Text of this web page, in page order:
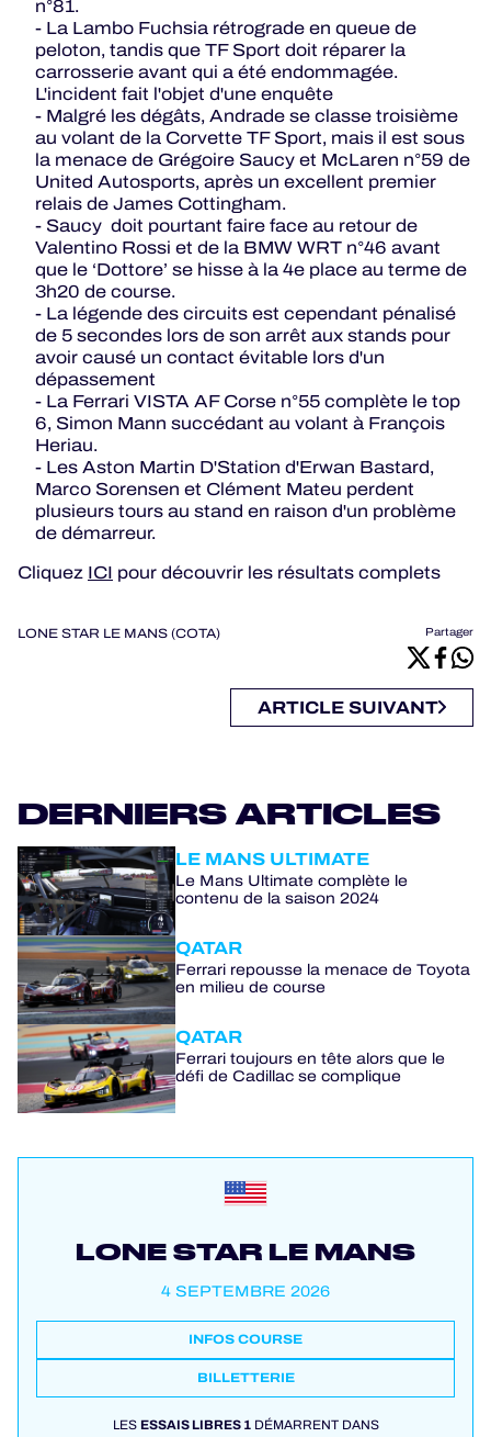
n°81.
- La Lambo Fuchsia rétrograde en queue de
peloton, tandis que TF Sport doit réparer la
carrosserie avant qui a été endommagée.
L'incident fait l'objet d'une enquête
- Malgré les dégâts, Andrade se classe troisième
au volant de la Corvette TF Sport, mais il est sous
la menace de Grégoire Saucy et McLaren n°59 de
United Autosports, après un excellent premier
relais de James Cottingham.
- Saucy doit pourtant faire face au retour de
Valentino Rossi et de la BMW WRT n°46 avant
que le ‘Dottore’ se hisse à la 4e place au terme de
3h20 de course.
- La légende des circuits est cependant pénalisé
de 5 secondes lors de son arrêt aux stands pour
avoir causé un contact évitable lors d'un
dépassement
- La Ferrari VISTA AF Corse n°55 complète le top
6, Simon Mann succédant au volant à François
Heriau.
- Les Aston Martin D'Station d'Erwan Bastard,
Marco Sorensen et Clément Mateu perdent
plusieurs tours au stand en raison d'un problème
de démarreur.
Cliquez ICI pour découvrir les résultats complets
LONE STAR LE MANS (COTA) Partager
ARTICLE SUIVANT
DERNIERS ARTICLES
LE MANS ULTIMATE
Le Mans Ultimate complète le
contenu de la saison 2024
QATAR
Ferrari repousse la menace de Toyota
en milieu de course
QATAR
Ferrari toujours en tête alors que le
défi de Cadillac se complique
LONE STAR LE MANS
4 SEPTEMBRE 2026
INFOS COURSE
BILLETTERIE
LESESSAIS LIBRES 1DÉMARRENT DANS